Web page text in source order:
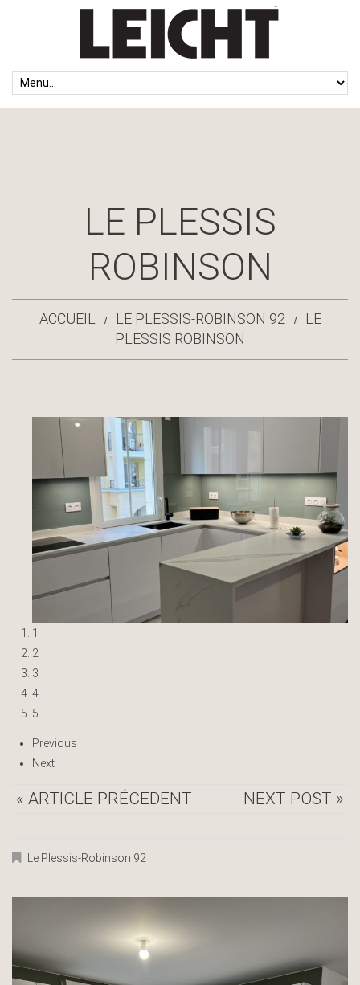
LE PLESSIS
ROBINSON
ACCUEIL LE PLESSIS-ROBINSON 92
LE
PLESSIS ROBINSON
1
2
3
4
5
Previous
Next
« ARTICLE PRÉCEDENT NEXT POST »
Le Plessis-Robinson 92